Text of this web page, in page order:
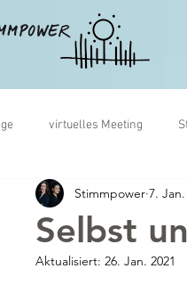
virtuelles Meeting
Team
Selbst
Stimmpower 7. Jan.
Aktualisiert: 26. Jan. 2021